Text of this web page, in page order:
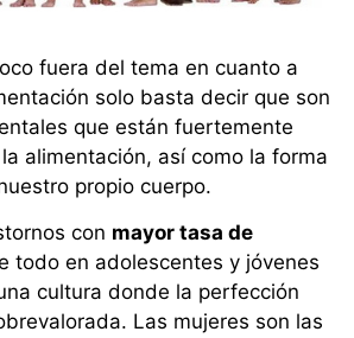
fuera del tema en cuanto a
solo basta decir que son
que están fuertemente
alimentación, así como la forma
propio cuerpo.
con mayor tasa de
todo en adolescentes y jóvenes
cultura donde la perfección
Las mujeres son las